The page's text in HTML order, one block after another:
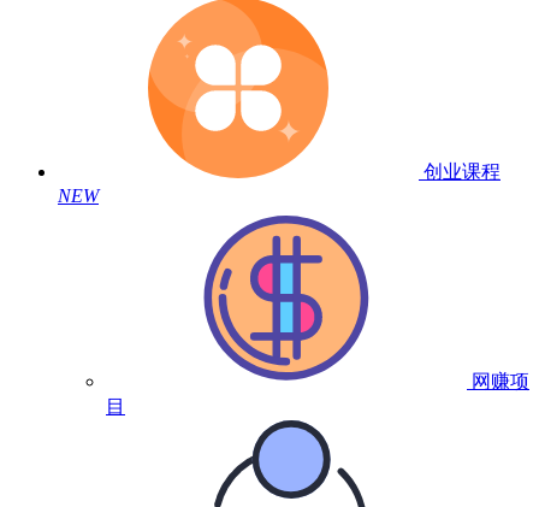
创业课程
NEW
网赚项
目